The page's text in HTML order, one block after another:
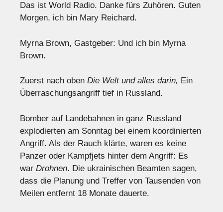
Das ist World Radio. Danke fürs Zuhören. Guten
Morgen, ich bin Mary Reichard.
Myrna Brown, Gastgeber: Und ich bin Myrna
Brown.
Zuerst nach oben Die Welt und alles darin, Ein
Überraschungsangriff tief in Russland.
Bomber auf Landebahnen in ganz Russland
explodierten am Sonntag bei einem koordinierten
Angriff. Als der Rauch klärte, waren es keine
Panzer oder Kampfjets hinter dem Angriff: Es
war Drohnen. Die ukrainischen Beamten sagen,
dass die Planung und Treffer von Tausenden von
Meilen entfernt 18 Monate dauerte.